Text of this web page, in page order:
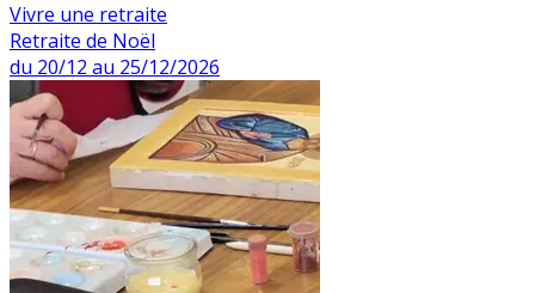
Vivre une retraite
Retraite de Noël
du 20/12 au 25/12/2026